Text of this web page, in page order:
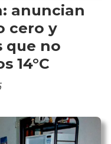
anuncian
cero y
que no
14°C